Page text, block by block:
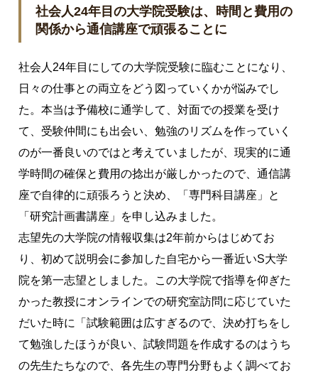
社会人24年目の大学院受験は、時間と費用の
関係から通信講座で頑張ることに
社会人24年目にしての大学院受験に臨むことになり、
日々の仕事との両立をどう図っていくかが悩みでし
た。本当は予備校に通学して、対面での授業を受け
て、受験仲間にも出会い、勉強のリズムを作っていく
のが一番良いのではと考えていましたが、現実的に通
学時間の確保と費用の捻出が厳しかったので、通信講
座で自律的に頑張ろうと決め、「専門科目講座」と
「研究計画書講座」を申し込みました。
志望先の大学院の情報収集は2年前からはじめてお
り、初めて説明会に参加した自宅から一番近いS大学
院を第一志望としました。この大学院で指導を仰ぎた
かった教授にオンラインでの研究室訪問に応じていた
だいた時に「試験範囲は広すぎるので、決め打ちをし
て勉強したほうが良い、試験問題を作成するのはうち
の先生たちなので、各先生の専門分野もよく調べてお